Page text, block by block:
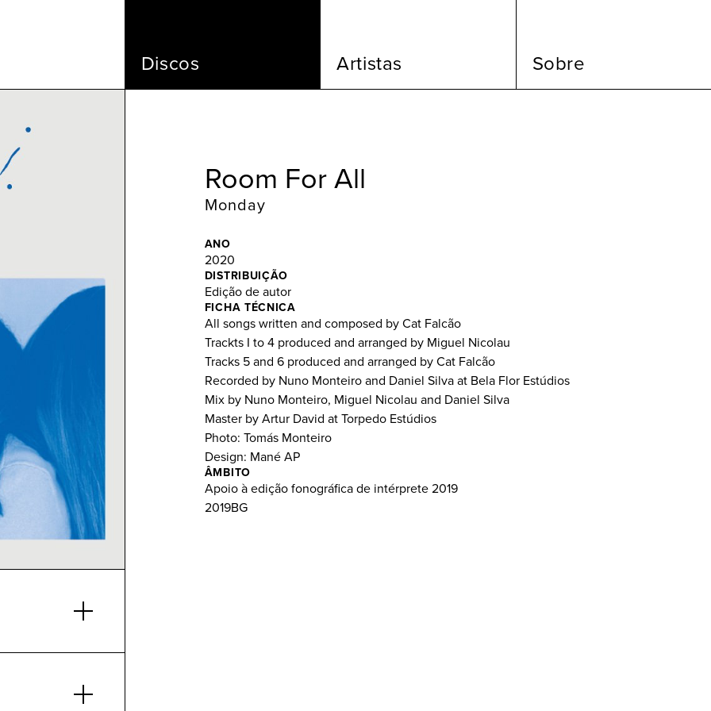
Discos Artistas Sobre
Room For All
Monday
ANO
2020
DISTRIBUIÇÃO
Edição de autor
FICHA TÉCNICA
All songs written and composed by Cat Falcão
Trackts I to 4 produced and arranged by Miguel Nicolau
Tracks 5 and 6 produced and arranged by Cat Falcão
Recorded by Nuno Monteiro and Daniel Silva at Bela Flor Estúdios
Mix by Nuno Monteiro, Miguel Nicolau and Daniel Silva
Master by Artur David at Torpedo Estúdios
Photo: Tomás Monteiro
Design: Mané AP
ÂMBITO
Apoio à edição fonográfica de intérprete 2019
2019BG